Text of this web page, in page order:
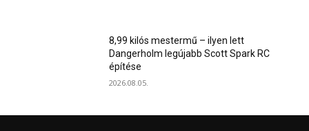
8,99 kilós mestermű – ilyen lett
Dangerholm legújabb Scott Spark RC
építése
2026.08.05.